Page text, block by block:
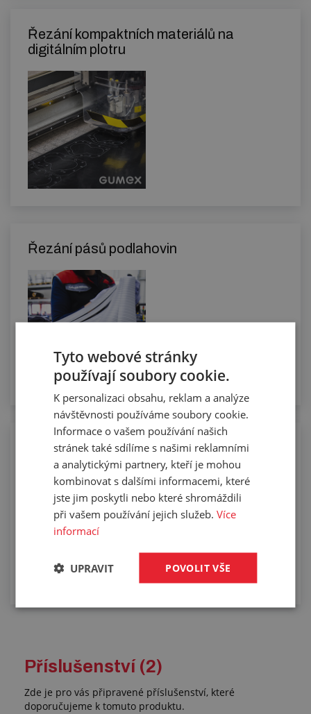
Řezání kompaktních materiálů na
digitálním plotru
Řezání pásů podlahovin
Slepování podlahovin s jinými materiály
Příslušenství (2)
Zde je pro vás připravené příslušenství, které
doporučujeme k tomuto produktu.
Tyto webové stránky
používají soubory cookie.
K personalizaci obsahu, reklam a analýze
návštěvnosti používáme soubory cookie.
Informace o vašem používání našich
stránek také sdílíme s našimi reklamními
a analytickými partnery, kteří je mohou
kombinovat s dalšími informacemi, které
jste jim poskytli nebo které shromáždili
při vašem používání jejich služeb.Více
informací
POVOLIT VŠE
UPRAVIT